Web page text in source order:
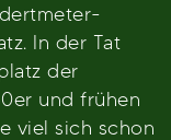
In der Tat
der
und frühen
viel sich schon